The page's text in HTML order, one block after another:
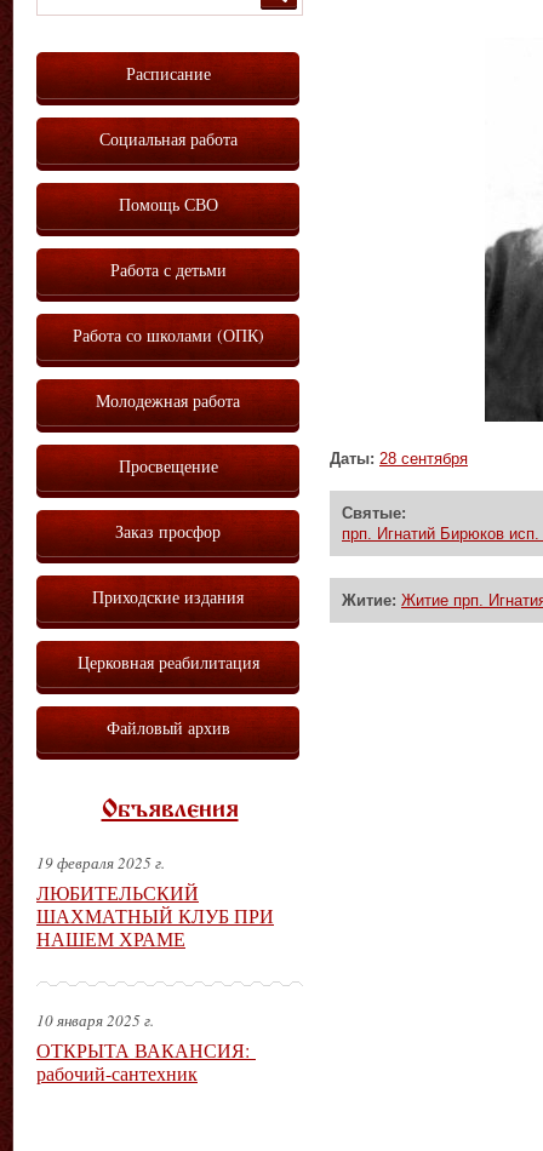
Даты: 28 сентября
Святые:
прп. Игнатий Бирюков исп.
Житие: Житие прп.
Расписание
Социальная работа
Помощь СВО
Работа с детьми
Работа со школами (ОПК)
Молодежная работа
Просвещение
Заказ просфор
Приходские издания
Церковная реабилитация
Файловый архив
Объявления
19 февраля 2025 г.
ЛЮБИТЕЛЬСКИЙ
ШАХМАТНЫЙ КЛУБ ПРИ
НАШЕМ ХРАМЕ
10 января 2025 г.
ОТКРЫТА ВАКАНСИЯ:
рабочий-сантехник